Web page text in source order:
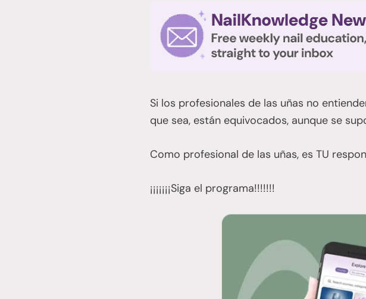
Si los profesionales de las uñas no
que sea, están equivocados, aunque se
Como profesional de las uñas, es TU
¡¡¡¡¡¡¡Siga el programa!!!!!!!